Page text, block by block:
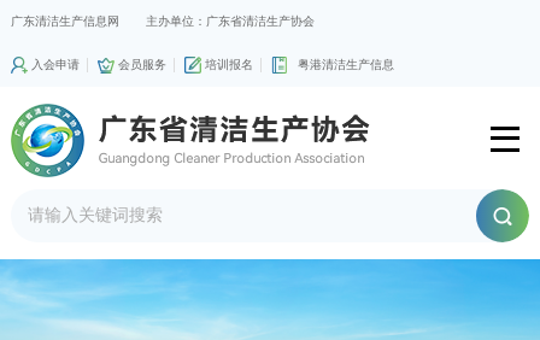
广东清洁生产信息网 主办单位：广东省清洁生产协会
入会申请 会员服务 培训报名 粤港清洁生产信息